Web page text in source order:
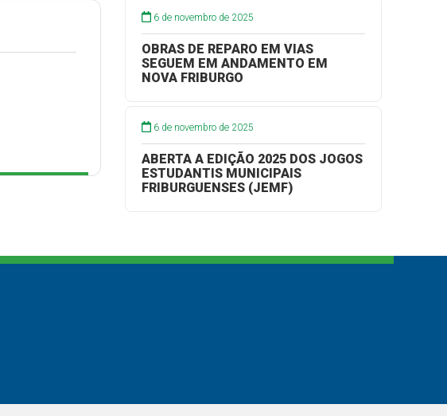
6 de novembro de 2025
OBRAS DE REPARO EM VIAS
SEGUEM EM ANDAMENTO EM
NOVA FRIBURGO
6 de novembro de 2025
ABERTA A EDIÇÃO 2025 DOS JOGOS
ESTUDANTIS MUNICIPAIS
FRIBURGUENSES (JEMF)